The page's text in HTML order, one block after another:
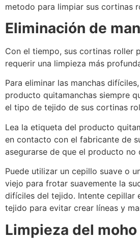
metodo para limpiar sus cortinas
Eliminación de
Con el tiempo, sus cortinas roller
requerir una limpieza más
Para eliminar las manchas
producto quitamanchas siempre
el tipo de tejido de sus cortinas
Lea la etiqueta del producto
en contacto con el fabricante de
asegurarse de que el producto no
Puede utilizar un cepillo suave o
viejo para frotar suavemente la
difíciles del tejido. Intente cepillar
tejido para evitar crear líneas y
Limpieza del moho